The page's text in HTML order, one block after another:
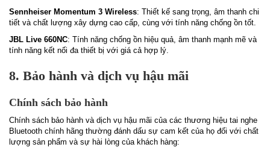
Sennheiser Momentum 3 Wireless: Thiết kế sang trọng, âm thanh chi
tiết và chất lượng xây dựng cao cấp, cùng với tính năng chống ồn tốt.
JBL Live 660NC: Tính năng chống ồn hiệu quả, âm thanh mạnh mẽ và
tính năng kết nối đa thiết bị với giá cả hợp lý.
8. Bảo hành và dịch vụ hậu mãi
Chính sách bảo hành
Chính sách bảo hành và dịch vụ hậu mãi của các thương hiệu tai nghe
Bluetooth chính hãng thường đánh dấu sự cam kết của họ đối với chất
lượng sản phẩm và sự hài lòng của khách hàng: